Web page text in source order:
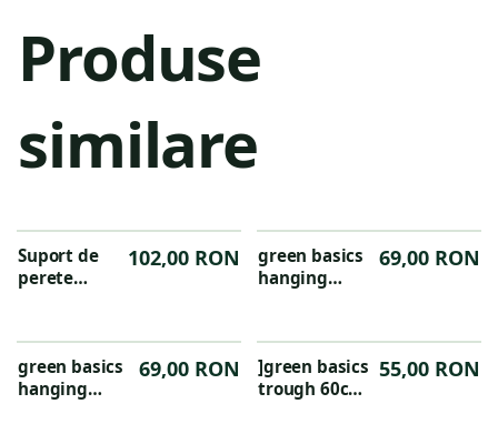
Produse
similare
Suport de
perete
culoarea
antracit
102,00 RON
green basics
hanging
69,00 RON
green basics
hanging
69,00 RON
]green basics
trough 60cm
55,00 RON